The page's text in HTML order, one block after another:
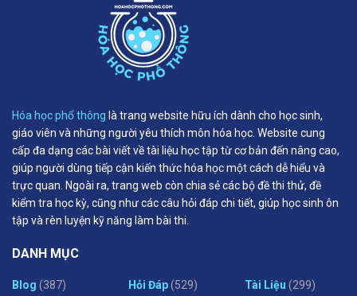
Hóa học phổ thông là trang website hữu ích dành cho học sinh,
giáo viên và những người yêu thích môn hóa học. Website cung
cấp đa dạng các bài viết về tài liệu học tập từ cơ bản đến nâng cao,
giúp người dùng tiếp cận kiến thức hóa học một cách dễ hiểu và
trực quan. Ngoài ra, trang web còn chia sẻ các bộ đề thi thử, đề
kiểm tra học kỳ, cũng như các câu hỏi đáp chi tiết, giúp học sinh ôn
tập và rèn luyện kỹ năng làm bài thi.
DANH MỤC
Blog (387) Hỏi Đáp(529) Tài Liệu (299)